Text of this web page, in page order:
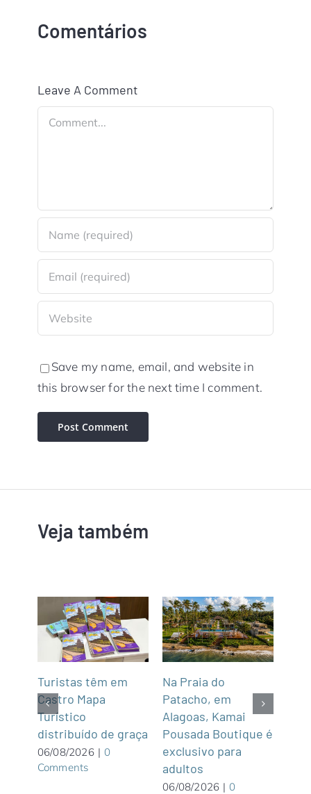
Comentários
Leave A Comment
Comment
Save my name, email, and website in
this browser for the next time I comment.
Veja também
Turistas têm em
Castro Mapa
Turístico
distribuído de graça
06/08/2026 | 0
Comments
Na Praia do
Patacho, em
Alagoas, Kamai
Pousada Boutique é
exclusivo para
adultos
06/08/2026 | 0